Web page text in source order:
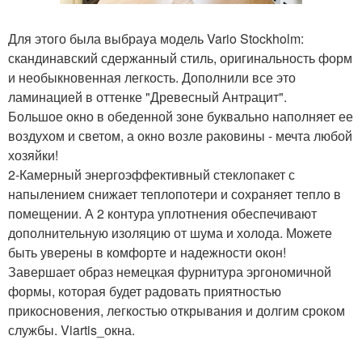
Для этого была выбраyа модель Vario Stockholm:
скандинавский сдержанный стиль, оригинальность форм
и необыкновенная легкость. Дополнили все это
ламинацией в оттенке "Древесный Антрацит".
Большое окно в обеденной зоне буквально наполняет ее
воздухом и светом, а окно возле раковины - мечта любой
хозяйки!
2-Камерный энергоэффективный стеклопакет с
напылением снижает теплопотери и сохраняет тепло в
помещении. А 2 контура уплотнения обеспечивают
дополнительную изоляцию от шума и холода. Можете
быть уверены в комфорте и надежности окон!
Завершает образ немецкая фурнитура эргономичной
формы, которая будет радовать приятностью
прикосновения, легкостью открывания и долгим сроком
службы. Viartis_окна.